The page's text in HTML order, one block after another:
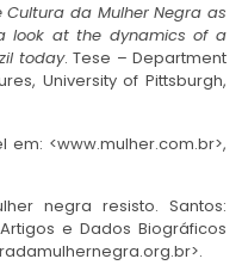
Cultura da Mulher Negra as
look at the dynamics of a
today.Tese – Department
University of Pittsburgh,
<www.mulher.com.br>,
negra resisto. Santos:
e Dados Biográficos